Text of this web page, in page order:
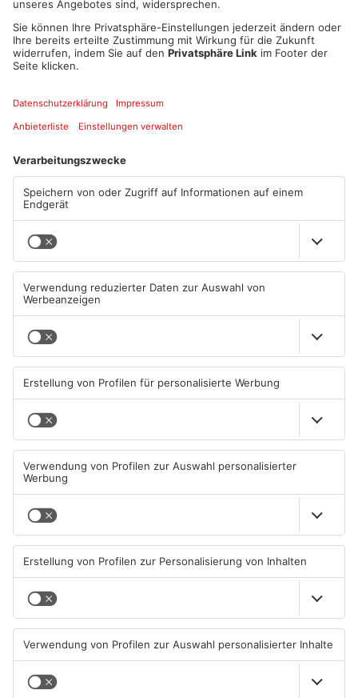
ANZEIGE
Mehr aus Kreis
Aschaffenburg
Neue Baugrundstücke für
junge Familien in
Heimbuchenthal?
ASCHAFFENBURG
Tante Enso übernimmt
einzigen Supermarkt in
Pflaumheim
Großbaustelle auf A3
zwischen Hösbach und
Stockstadt
03.08.2026, 15:57 UHR IN KREIS
ASCHAFFENBURG
Wenigumstadt feiert das
01.08.2026, 21:17 UHR IN KREIS